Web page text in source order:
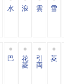
水 浪 雲 雪
巴 花
菱
引
両
菱